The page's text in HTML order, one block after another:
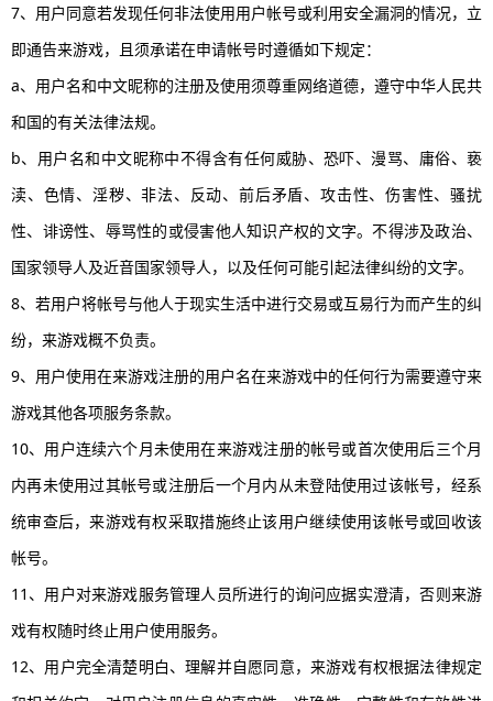
7、用户同意若发现任何非法使用用户帐号或利用安全漏洞的情况，立
即通告来游戏，且须承诺在申请帐号时遵循如下规定：
a、用户名和中文昵称的注册及使用须尊重网络道德，遵守中华人民共
和国的有关法律法规。
b、用户名和中文昵称中不得含有任何威胁、恐吓、漫骂、庸俗、亵
渎、色情、淫秽、非法、反动、前后矛盾、攻击性、伤害性、骚扰
性、诽谤性、辱骂性的或侵害他人知识产权的文字。不得涉及政治、
国家领导人及近音国家领导人，以及任何可能引起法律纠纷的文字。
8、若用户将帐号与他人于现实生活中进行交易或互易行为而产生的纠
纷，来游戏概不负责。
9、用户使用在来游戏注册的用户名在来游戏中的任何行为需要遵守来
游戏其他各项服务条款。
10、用户连续六个月未使用在来游戏注册的帐号或首次使用后三个月
内再未使用过其帐号或注册后一个月内从未登陆使用过该帐号，经系
统审查后，来游戏有权采取措施终止该用户继续使用该帐号或回收该
帐号。
11、用户对来游戏服务管理人员所进行的询问应据实澄清，否则来游
戏有权随时终止用户使用服务。
12、用户完全清楚明白、理解并自愿同意，来游戏有权根据法律规定